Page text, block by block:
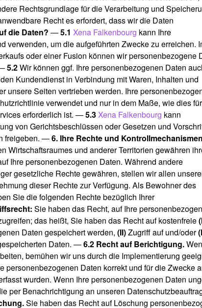
Rechtsgrundlage für die Verarbeitung und
Recht es erfordert, dass wir die Daten
die Daten? —5.1 Xena Falkenbourg kann Ihre
verwenden, um die aufgeführten Zwecke zu erreichen.
oder einer Fusion können wir personenbezogene
—5.2Wir können ggf. Ihre personenbezogenen Daten
Kundendienst in Verbindung mit Waren, Inhalten und
unsere Seiten vertrieben werden. Ihre
verwendet und nur in dem Maße, wie dies
erforderlich ist. —5.3 Xena Falkenbourg kann
von Gerichtsbeschlüssen oder Gesetzen und
freigeben. —6. Ihre Rechte und
Wirtschaftsraumes und anderer Territorien gewähren
Ihre personenbezogenen Daten. Während andere
gesetzliche Rechte gewähren, stellen wir allen
dieser Rechte zur Verfügung. Als Bewohner des
Sie die folgenden Rechte bezüglich Ihrer
Sie haben das Recht, auf Ihre
das heißt, Sie haben das Recht auf kostenfreie
Daten gespeichert werden,(II)Zugriff auf und/oder
Daten. —6.2 Recht auf Berichtigung.
bemühen wir uns durch die Implementierung
personenbezogenen Daten korrekt und für die Zwecke
wurden. Wenn Ihre personenbezogenen Daten
per Benachrichtigung an unseren
Sie haben das Recht auf Löschung